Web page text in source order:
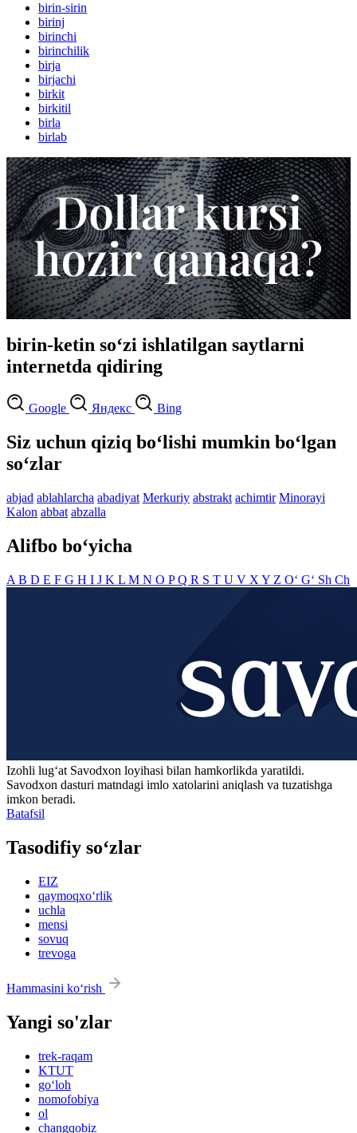
birin-sirin
birinj
birinchi
birinchilik
birja
birjachi
birkit
birkitil
birla
birlab
birin-ketin so‘zi ishlatilgan saytlarni
internetda qidiring
Google Яндекс Bing
Siz uchun qiziq bo‘lishi mumkin bo‘lgan
so‘zlar
abjad ablahlarcha abadiyat Merkuriy abstrakt achimtir Minorayi
Kalon abbat abzalla
Alifbo bo‘yicha
A B D E F G H I J K L M N O PQ R S T U V X Y Z O‘ G‘ Sh Ch
Izohli lugʻat Savodxon loyihasi bilan hamkorlikda yaratildi.
Savodxon dasturi matndagi imlo xatolarini aniqlash va tuzatishga
imkon beradi.
Batafsil
Tasodifiy so‘zlar
EIZ
qaymoqxo‘rlik
uchla
mensi
sovuq
trevoga
Hammasini ko‘rish
Yangi so'zlar
trek-raqam
KTUT
go‘loh
nomofobiya
ol
changqobiz